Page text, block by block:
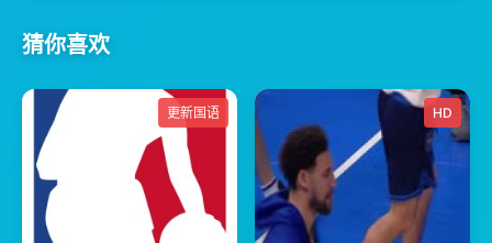
猜你喜欢
更新国语 HD